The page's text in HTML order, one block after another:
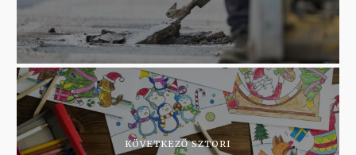
KÖVETKEZŐ SZTORI